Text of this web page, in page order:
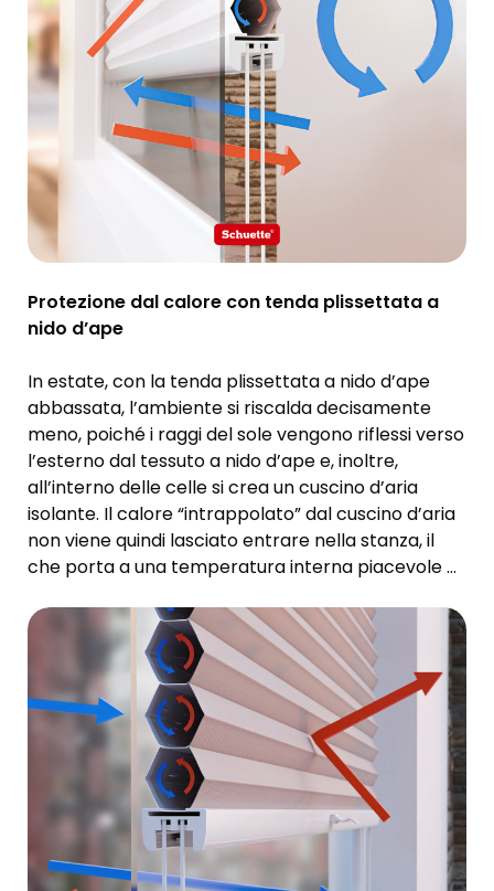
Protezione dal calore con tenda plissettata a
nido d’ape
In estate, con la tenda plissettata a nido d’ape
abbassata, l’ambiente si riscalda decisamente
meno, poiché i raggi del sole vengono riflessi verso
l’esterno dal tessuto a nido d’ape e, inoltre,
all’interno delle celle si crea un cuscino d’aria
isolante. Il calore “intrappolato” dal cuscino d’aria
non viene quindi lasciato entrare nella stanza, il
che porta a una temperatura interna piacevole e